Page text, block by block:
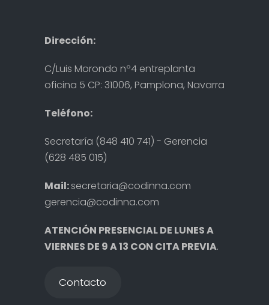
Dirección:
C/Luis Morondo nº4 entreplanta
oficina 5 CP: 31006, Pamplona, Navarra
Teléfono:
Secretaría (848 410 741) - Gerencia
(628 485 015)
Mail:secretaria@codinna.com
gerencia@codinna.com
ATENCIÓN PRESENCIAL DE LUNES A
VIERNES DE 9 A 13 CON CITA PREVIA.
Contacto